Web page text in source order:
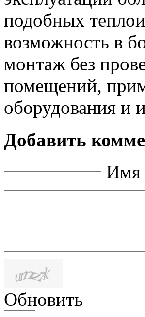
подобных
возможность в
монтаж без
помещений,
оборудования и
Добавить
Имя
Обновить